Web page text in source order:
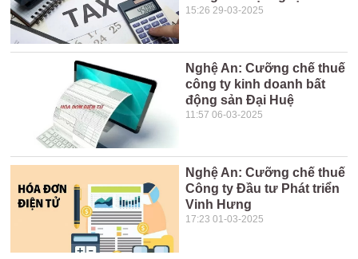
15:26 29-03-2025
Nghệ An: Cưỡng chế thuế
công ty kinh doanh bất
động sản Đại Huệ
11:57 06-03-2025
Nghệ An: Cưỡng chế thuế
Công ty Đầu tư Phát triển
Vinh Hưng
17:23 01-03-2025